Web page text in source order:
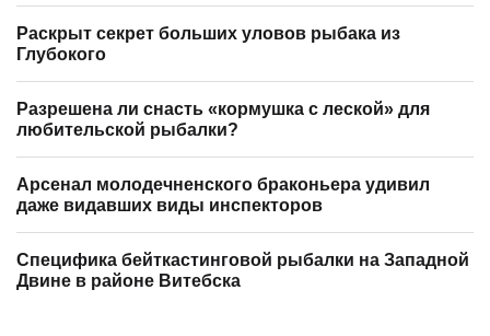
Раскрыт секрет больших уловов рыбака из
Глубокого
Разрешена ли снасть «кормушка с леской» для
любительской рыбалки?
Арсенал молодечненского браконьера удивил
даже видавших виды инспекторов
Специфика бейткастинговой рыбалки на Западной
Двине в районе Витебска